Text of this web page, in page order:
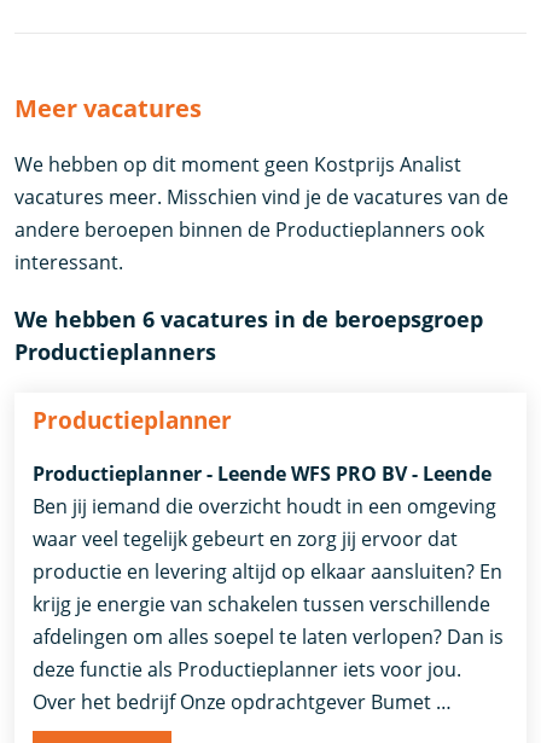
Meer vacatures
We hebben op dit moment geen Kostprijs Analist
vacatures meer. Misschien vind je de vacatures van de
andere beroepen binnen de Productieplanners ook
interessant.
We hebben 6 vacatures in de beroepsgroep
Productieplanners
Productieplanner
Productieplanner - Leende WFS PRO BV - Leende
Ben jij iemand die overzicht houdt in een omgeving
waar veel tegelijk gebeurt en zorg jij ervoor dat
productie en levering altijd op elkaar aansluiten? En
krijg je energie van schakelen tussen verschillende
afdelingen om alles soepel te laten verlopen? Dan is
deze functie als Productieplanner iets voor jou.
Over het bedrijf Onze opdrachtgever Bumet …